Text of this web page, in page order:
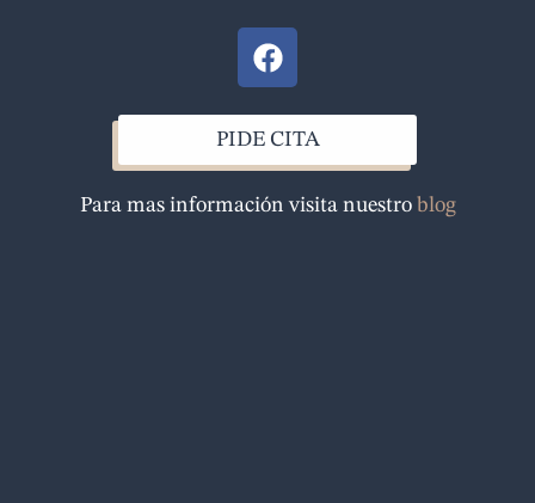
F
a
e
b
o
o
PIDE CITA
Para mas información visita nuestro blog